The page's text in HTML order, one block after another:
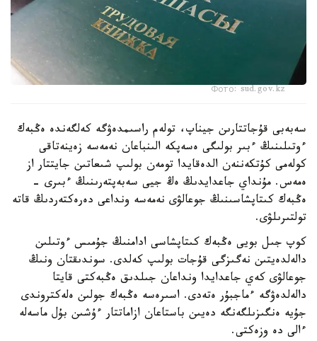
Фото: sud.gov.kz
سەبەبى قۇجاتتارىن جيناپ، تولەم راسىمدەۋگە كەلگەندە ەڭبەك
ءوتىلىنىڭ ءبىر بولىگى ەسەپكە الىنباعان نەمەسە زەينەتاقى
كولەمى كۇتكەننەن الدەقايدا تومەن بولىپ شىعاتىن جايتتار از
ەمەس. مۇنداي جاعدايدىڭ ەڭ جيى سەبەپتەرىنىڭ ءبىرى -
ەڭبەك كىتاپشاسىنىڭ جوعالۋى نەمەسە ونداعى دەرەكتەردىڭ قاتە
تولتىرىلۋى.
كوپ جىل بويى ەڭبەك كىتاپشاسى ادامنىڭ جۇمىس ءوتىلىن
دالەلدەيتىن نەگىزگى قۇجات بولىپ كەلدى. سوندىقتان ونىڭ
جوعالۋى كەي جاعدايدا ونداعان جىلدىق ەڭبەكتى قايتا
دالەلدەۋگە ءماجبۇر ەتەدى. اسىرەسە ەڭبەك جولىن ەلەكتروندى
جۇيە ەنگىزىلگەنگە دەيىن باستاعان ازاماتتار ءۇشىن بۇل ماسەلە
ءالى دە وزەكتى.